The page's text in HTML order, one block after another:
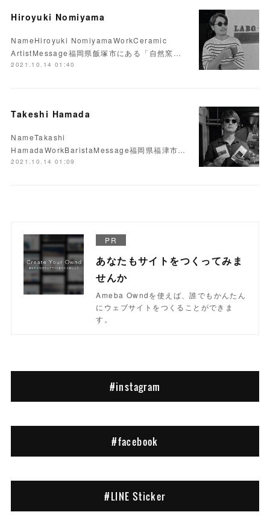
Hiroyuki Nomiyama
NameHiroyuki NomiyamaWorkCeramic
ArtistMessage福岡県飯塚市にある「自然窯…
2021.10.14 01:40
Takeshi Hamada
NameTakashi
HamadaWorkBaristaMessage福岡県福津市…
2021.10.14 01:09
PR
あなたもサイトをつくってみま
せんか
Ameba Owndを使えば、誰でもかんたん
にウェブサイトをつくることができま
す。
#instagram
#facebook
#LINE Sticker